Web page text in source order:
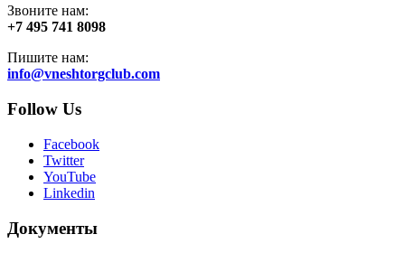
Звоните нам:
+7 495 741 8098
Пишите нам:
info@vneshtorgclub.com
Follow Us
Facebook
Twitter
YouTube
Linkedin
Документы